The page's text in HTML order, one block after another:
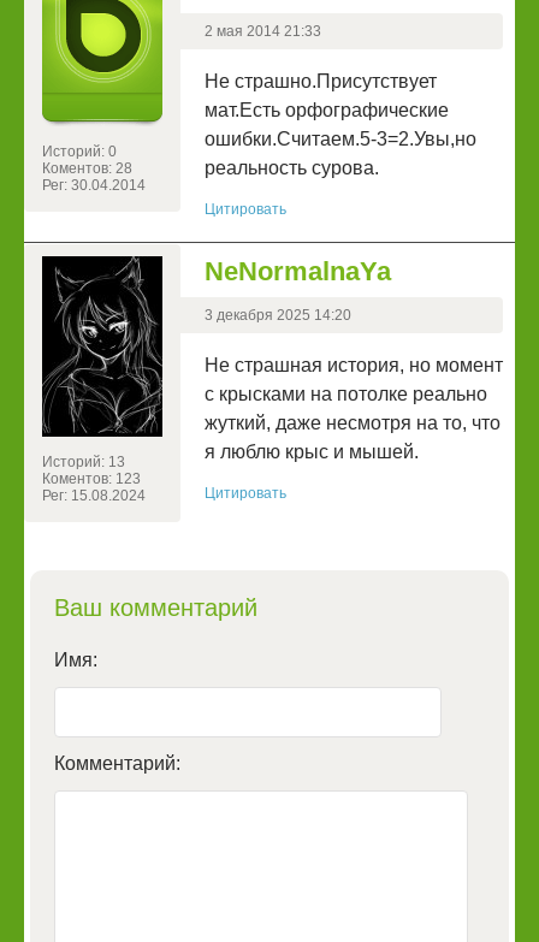
Историй: 0
Коментов: 28
Рег: 30.04.2014
2 мая 2014 21:33
Не страшно.Присутствует
мат.Есть орфографические
ошибки.Считаем.5-3=2.Увы,но
реальность сурова.
Цитировать
Историй: 13
Коментов: 123
Рег: 15.08.2024
NeNormalnaYa
3 декабря 2025 14:20
Не страшная история, но момент
с крысками на потолке реально
жуткий, даже несмотря на то, что
я люблю крыс и мышей.
Цитировать
Ваш комментарий
Имя:
Комментарий: